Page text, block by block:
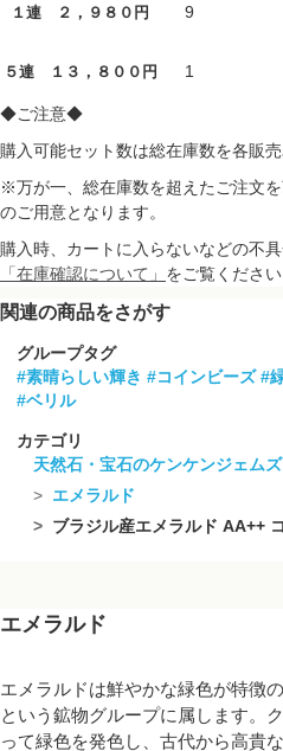
１連 ２，９８０円 9
５連 １３，８００円 1
◆ご注意◆
購入可能セット数は総在庫数を各販
※万が一、総在庫数を超えたご注文
のご用意となります。
購入時、カートに入らないなどの不具
「在庫確認について」 をご覧ください
関連の商品をさがす
グループタグ
#素晴らしい輝き #コインビーズ #
#ベリル
カテゴリ
天然石・宝石のケンケンジェムズ
エメラルド
ブラジル産エメラルド AA++ コインカット
エメラルド
エメラルドは鮮やかな緑色が特徴
という鉱物グループに属します。
って緑色を発色し、古代から高貴